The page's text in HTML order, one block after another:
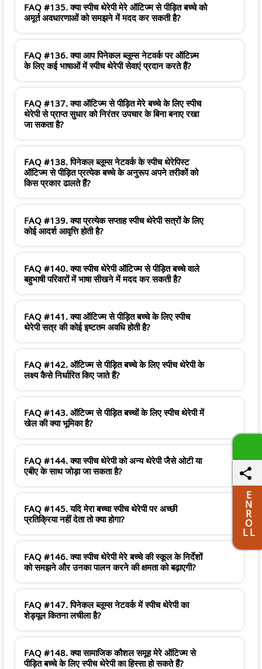
FAQ #135. क्या स्पीच थेरेपी मेरे ऑटिज्म से पीड़ित बच्चे को
अमूर्त अवधारणाओं को समझने में मदद कर सकती है?
FAQ #136. क्या आप पिनेकल ब्लूम्स नेटवर्क पर ऑटिज़्म
के लिए कई भाषाओं में स्पीच थेरेपी सेवाएं प्रदान करते हैं?
FAQ #137. क्या ऑटिज्म से पीड़ित मेरे बच्चे के लिए स्पीच
थेरेपी से प्राप्त सुधार को निरंतर उपचार के बिना बनाए रखा
जा सकता है?
FAQ #138. पिनेकल ब्लूम्स नेटवर्क के स्पीच थेरेपिस्ट
ऑटिज्म से पीड़ित प्रत्येक बच्चे के अनुरूप अपने तरीकों को
किस प्रकार ढालते हैं?
FAQ #139. क्या प्रत्येक सप्ताह स्पीच थेरेपी सत्रों के लिए
कोई आदर्श आवृत्ति होती है?
FAQ #140. क्या स्पीच थेरेपी ऑटिज्म से पीड़ित बच्चे वाले
बहुभाषी परिवारों में भाषा सीखने में मदद कर सकती है?
FAQ #141. क्या ऑटिज्म से पीड़ित बच्चे के लिए स्पीच
थेरेपी सत्र की कोई इष्टतम अवधि होती है?
FAQ #142. ऑटिज्म से पीड़ित बच्चे के लिए स्पीच थेरेपी के
लक्ष्य कैसे निर्धारित किए जाते हैं?
FAQ #143. ऑटिज्म से पीड़ित बच्चों के लिए स्पीच थेरेपी में
खेल की क्या भूमिका है?
FAQ #144. क्या स्पीच थेरेपी को अन्य थेरेपी जैसे ओटी या
एबीए के साथ जोड़ा जा सकता है?
FAQ #145. यदि मेरा बच्चा स्पीच थेरेपी पर अच्छी
प्रतिक्रिया नहीं देता तो क्या होगा?
FAQ #146. क्या स्पीच थेरेपी मेरे बच्चे की स्कूल के निर्देशों
को समझने और उनका पालन करने की क्षमता को बढ़ाएगी?
FAQ #147. पिनेकल ब्लूम्स नेटवर्क में स्पीच थेरेपी का
शेड्यूल कितना लचीला है?
FAQ #148. क्या सामाजिक कौशल समूह मेरे ऑटिज्म से
पीड़ित बच्चे के लिए स्पीच थेरेपी का हिस्सा हो सकते हैं?
E
N
R
O
L L